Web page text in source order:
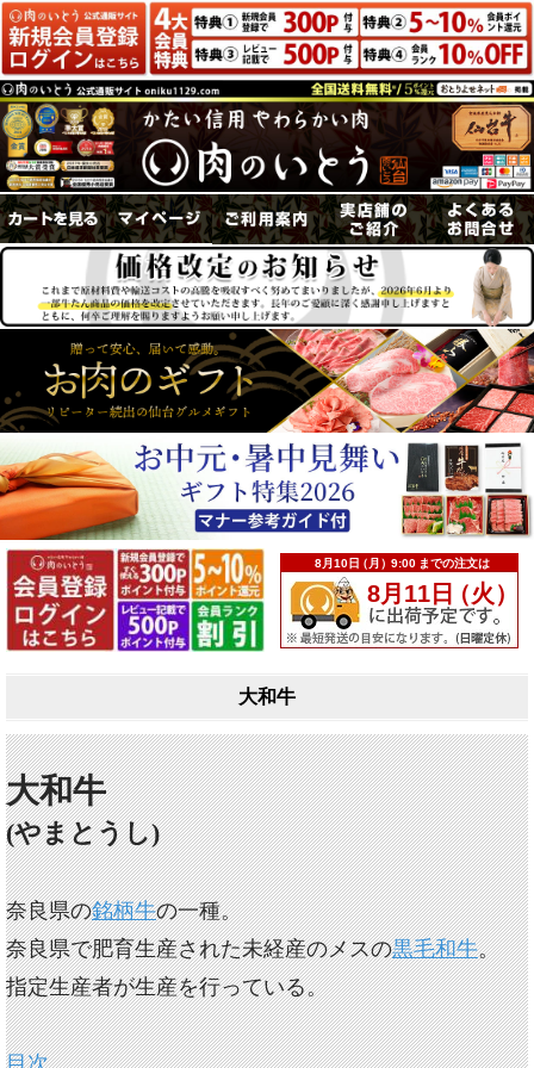
大和牛
大和牛
(やまとうし)
奈良県の銘柄牛の一種。
奈良県で肥育生産された未経産のメスの黒毛和牛。
指定生産者が生産を行っている。
目次